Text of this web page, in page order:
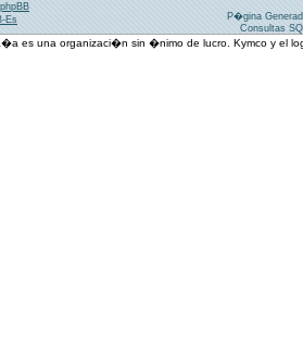
phpBB
Es
P�gina
Consultas
es una organizaci�n sin �nimo de lucro. Kymco y el